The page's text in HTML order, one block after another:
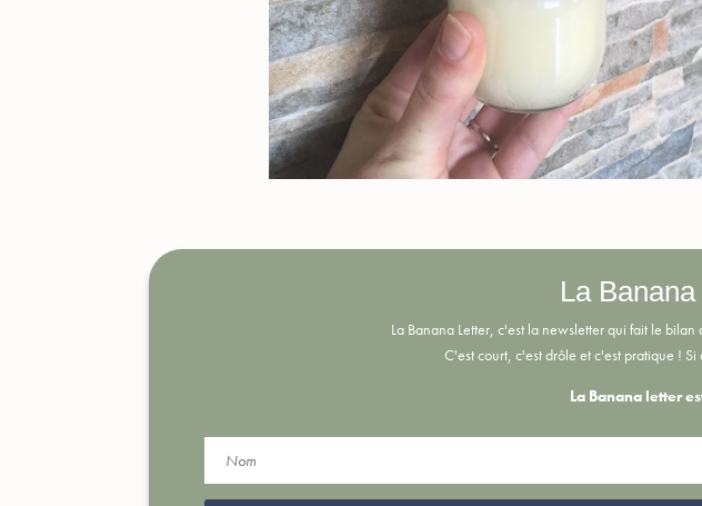
La
La Banana Letter, c'est la newsletter qui fait le
C'est court, c'est drôle et c'est pratique ! Si
La Banana letter